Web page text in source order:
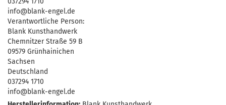
info@blank-engel.de
Verantwortliche Person:
Blank Kunsthandwerk
Chemnitzer Straße 59 B
09579 Grünhainichen
Sachsen
Deutschland
037294 1710
info@blank-engel.de